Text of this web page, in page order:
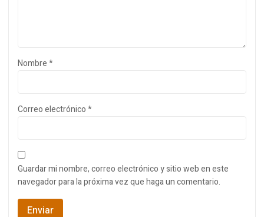
Nombre*
Correo electrónico*
Guardar mi nombre, correo electrónico y sitio web en este
navegador para la próxima vez que haga un comentario.